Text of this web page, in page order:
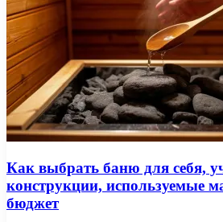
Как выбрать баню для себя,
конструкции, используемые
бюджет